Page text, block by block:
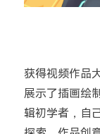
获得视频作品
展示了插画绘
辑初学者，自